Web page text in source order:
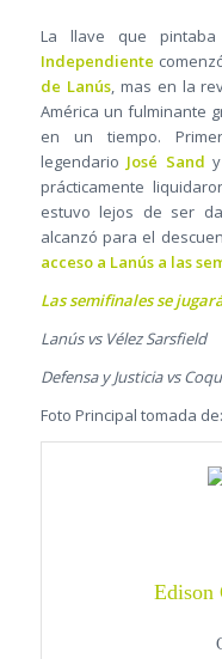
La llave que
Independiente
de Lanús, mas en la
América un fulminante
en un tiempo.
legendario José Sand
prácticamente
estuvo lejos de ser
alcanzó para el
acceso a Lanús a las
Las semifinales se
Lanús vs Vélez Sarsfield
Defensa y Justicia vs
Foto Principal tomada de:
Edison